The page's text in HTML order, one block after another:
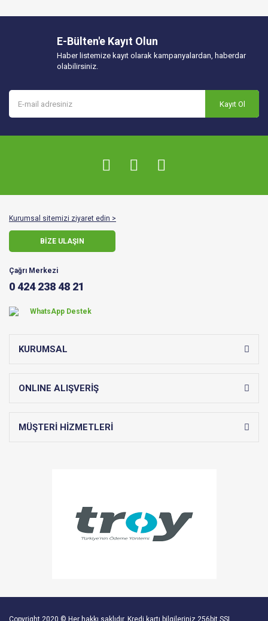
E-Bülten'e Kayıt Olun
Haber listemize kayıt olarak kampanyalardan, haberdar
olabilirsiniz.
Kayıt Ol
Kurumsal sitemizi ziyaret edin >
BİZE ULAŞIN
Çağrı Merkezi
0 424 238 48 21
WhatsApp Destek
KURUMSAL
ONLINE ALIŞVERİŞ
MÜŞTERİ HİZMETLERİ
Copyright 2020 © Her hakkı saklıdır. Kredi kartı bilgileriniz 256bit SSL